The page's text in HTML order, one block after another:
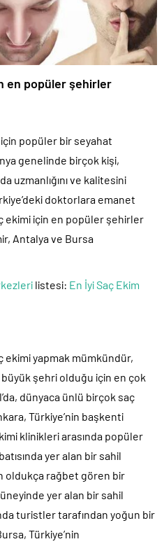
en popüler şehirler
popüler bir seyahat
genelinde birçok kişi,
uzmanlığını ve kalitesini
doktorlara emanet
ekimi için en popüler şehirler
Antalya ve Bursa
listesi: En İyi Saç Ekim
ekimi yapmak mümkündür,
şehri olduğu için en çok
dünyaca ünlü birçok saç
Türkiye’nin başkenti
klinikleri arasında popüler
yer alan bir sahil
oldukça rağbet gören bir
yer alan bir sahil
turistler tarafından yoğun bir
Türkiye’nin